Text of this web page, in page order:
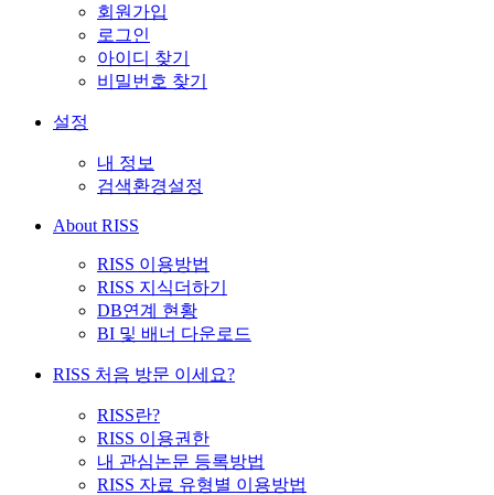
회원가입
로그인
아이디 찾기
비밀번호 찾기
설정
내 정보
검색환경설정
About RISS
RISS 이용방법
RISS 지식더하기
DB연계 현황
BI 및 배너 다운로드
RISS 처음 방문 이세요?
RISS란?
RISS 이용권한
내 관심논문 등록방법
RISS 자료 유형별 이용방법